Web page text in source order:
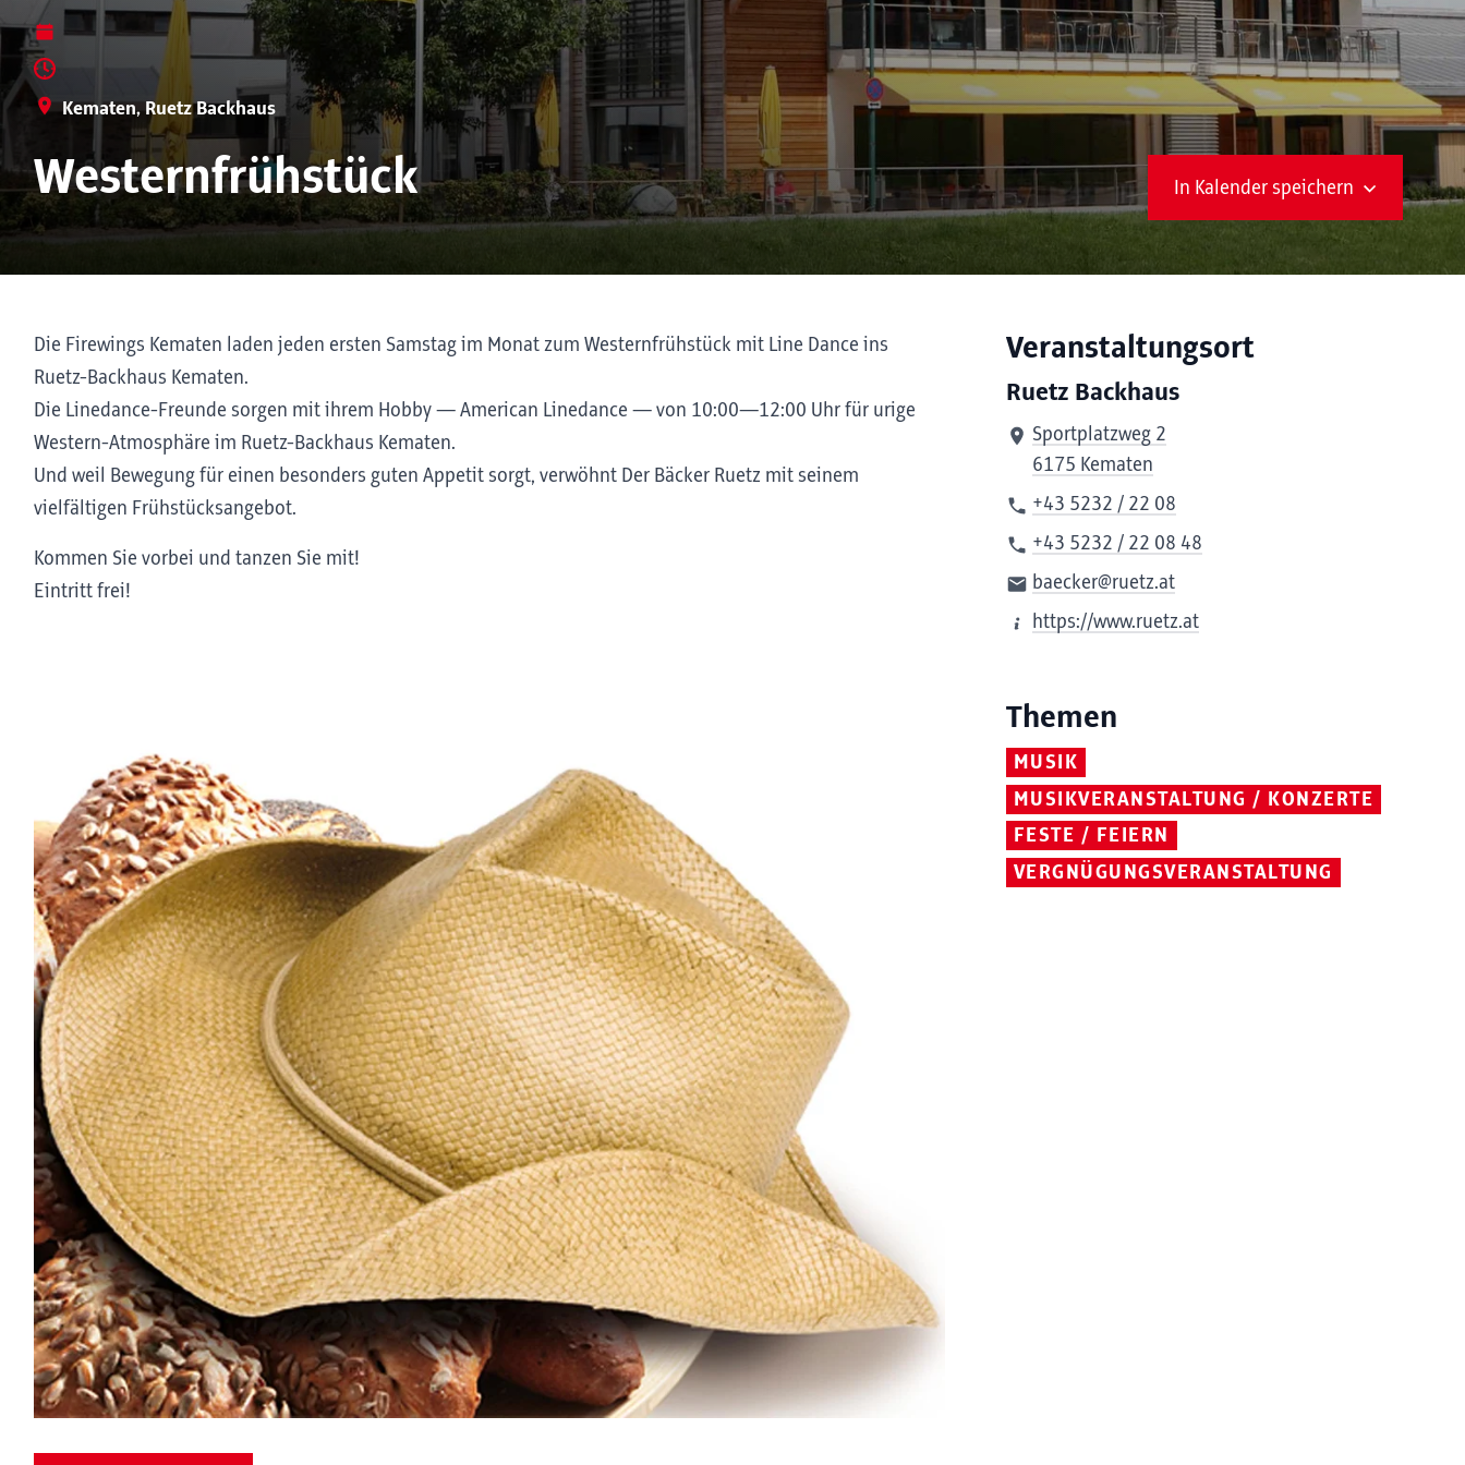
Kematen, Ruetz Backhaus
Westernfrühstück In Kalender speichern
Die Firewings Kematen laden jeden ersten Samstag im Monat zum Westernfrühstück mit Line Dance ins
Ruetz-Backhaus Kematen.
Die Linedance-Freunde sorgen mit ihrem Hobby — American Linedance — von 10:00—12:00 Uhr für urige
Western-Atmosphäre im Ruetz-Backhaus Kematen.
Und weil Bewegung für einen besonders guten Appetit sorgt, verwöhnt Der Bäcker Ruetz mit seinem
vielfältigen Frühstücksangebot.
Kommen Sie vorbei und tanzen Sie mit!
Eintritt frei!
Veranstaltungsort
Ruetz Backhaus
Sportplatzweg 2
6175 Kematen
+43 5232 / 22 08
+43 5232 / 22 08 48
baecker@ruetz.at
https://www.ruetz.at
Themen
MUSIK
MUSIKVERANSTALTUNG / KONZERTE
FESTE / FEIERN
VERGNÜGUNGSVERANSTALTUNG